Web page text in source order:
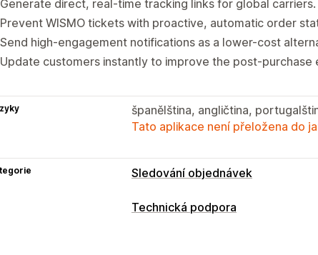
Generate direct, real-time tracking links for global carriers.
Prevent WISMO tickets with proactive, automatic order
Send high-engagement notifications as a lower-cost
Update customers instantly to improve the post-purchase
španělština, angličtina,
Tato aplikace není přeložena do
Sledování objednávek
Sledování
Technická podpora